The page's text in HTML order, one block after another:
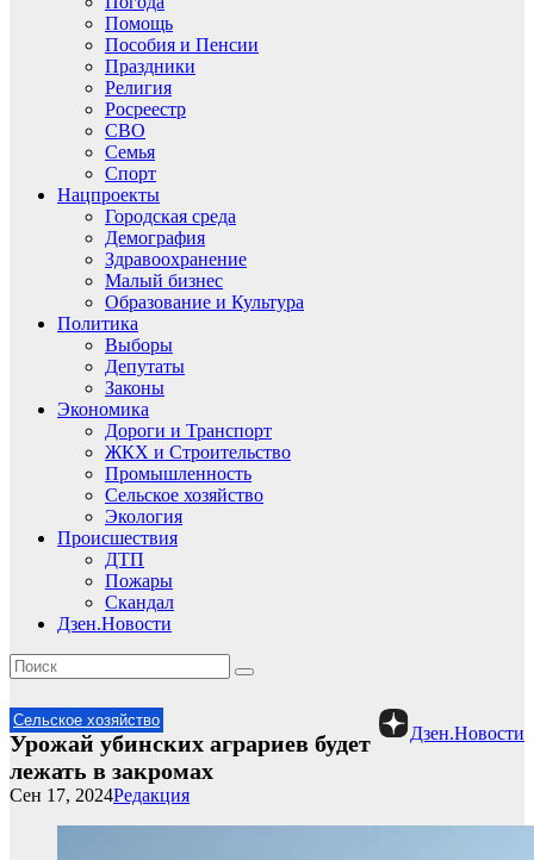
Помощь
Пособия и Пенсии
Праздники
Религия
Росреестр
СВО
Семья
Спорт
Нацпроекты
Городская среда
Демография
Здравоохранение
Малый бизнес
Образование и Культура
Политика
Выборы
Депутаты
Законы
Экономика
Дороги и Транспорт
ЖКХ и Строительство
Промышленность
Сельское хозяйство
Экология
Происшествия
ДТП
Пожары
Скандал
Дзен.Новости
Сельское хозяйство
Дзен.Новости
Урожай убинских аграриев будет
лежать в закромах
Редакция
Сен 17, 2024